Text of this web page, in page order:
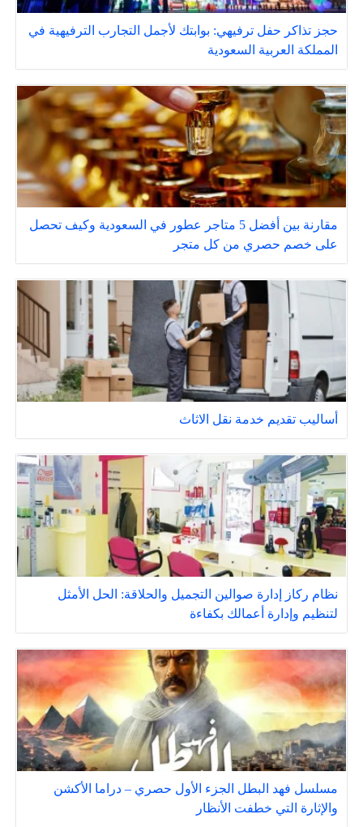
حجز تذاكر حفل ترفيهي: بوابتك لأجمل التجارب الترفيهية في
المملكة العربية السعودية
مقارنة بين أفضل 5 متاجر عطور في السعودية وكيف تحصل
على خصم حصري من كل متجر
أساليب تقديم خدمة نقل الاثاث
نظام ركاز إدارة صوالين التجميل والحلاقة: الحل الأمثل
لتنظيم وإدارة أعمالك بكفاءة
مسلسل فهد البطل الجزء الأول حصري – دراما الأكشن
والإثارة التي خطفت الأنظار